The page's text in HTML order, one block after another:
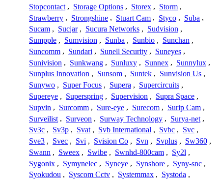
Stopcontact , Storage Options , Storex , Storm ,
Strawberry , Strongshine , Stuart Cam , Styco , Suba ,
Sucam , Sucjar , Sucura Networks , Sudvision ,
Sumpple , Sumvision , Sunba , Sunbio , Sunchan ,
Suncomm , Sundari , Sunell Security , Suneyes ,
Sunivision , Sunkwang , Sunluxy , Sunnex , Sunnylux ,
Sunplus Innovation , Sunsom , Suntek , Sunvision Us ,
Sunywo , Super Focus , Supera , Supercircuits ,
Supereye , Superspring , Supervision , Supra Space ,
Supvin , Surcomm , Sure-eye , Surecom , Surip Cam ,
Surveilist , Surveon , Surway Technology , Surya-net ,
Sv3c , Sv3p , Svat , Svb International , Svbc , Svc ,
Sve3 , Svec , Svi , Svision Co , Svn , Svplus , Sw360 ,
Swann , Sweex , Swibe , Swnhd-800cam , Sy2l ,
Sygonix , Symynelec , Syneye , Synshore , Syny-snc ,
Syokudou , Syscom Cctv , Systemmax , Systoda ,